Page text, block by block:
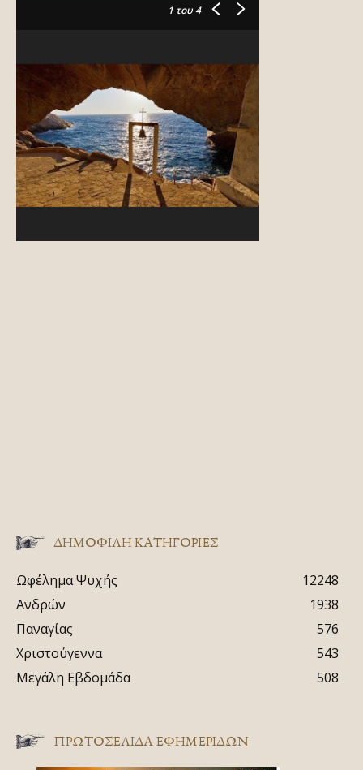
1 του 4
ΔΗΜΟΦΙΛΗ ΚΑΤΗΓΟΡΙΕΣ
Ωφέλημα Ψυχής
12248
Ανδρών
1938
Παναγίας
576
Χριστούγεννα
543
Μεγάλη Εβδομάδα
508
ΠΡΩΤΟΣΈΛΙΔΑ ΕΦΗΜΕΡΊΔΩΝ